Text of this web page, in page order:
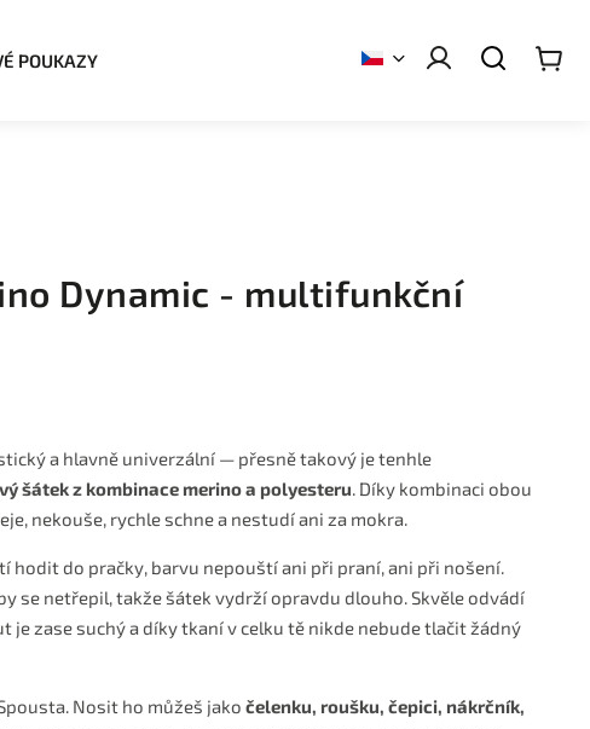
POUKAZY
Dynamic - multifunkční
a hlavně univerzální — přesně takový je tenhle
šátek z kombinace merino a polyesteru. Díky kombinaci obou
nekouše, rychle schne a nestudí ani za mokra.
hodit do pračky, barvu nepouští ani při praní, ani při nošení.
se netřepil, takže šátek vydrží opravdu dlouho. Skvěle odvádí
je zase suchý a díky tkaní v celku tě nikde nebude tlačit žádný
Nosit ho můžeš jakočelenku, roušku, čepici, nákrčník,